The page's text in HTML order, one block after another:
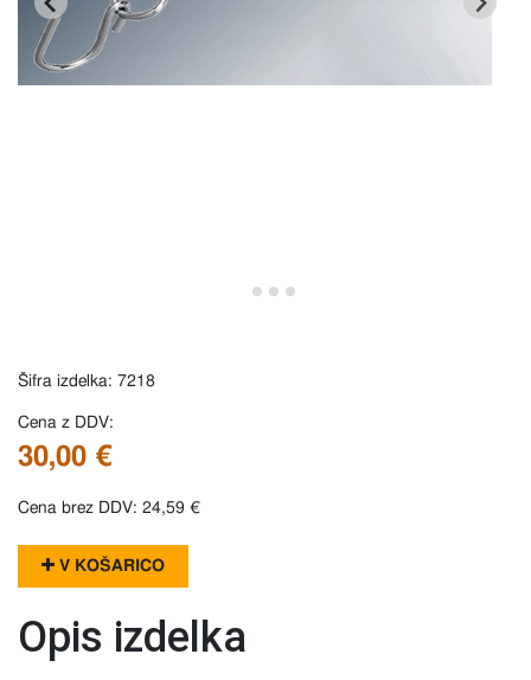
Šifra izdelka: 7218
Cena z DDV:
30,00 €
Cena brez DDV: 24,59 €
V KOŠARICO
Opis izdelka